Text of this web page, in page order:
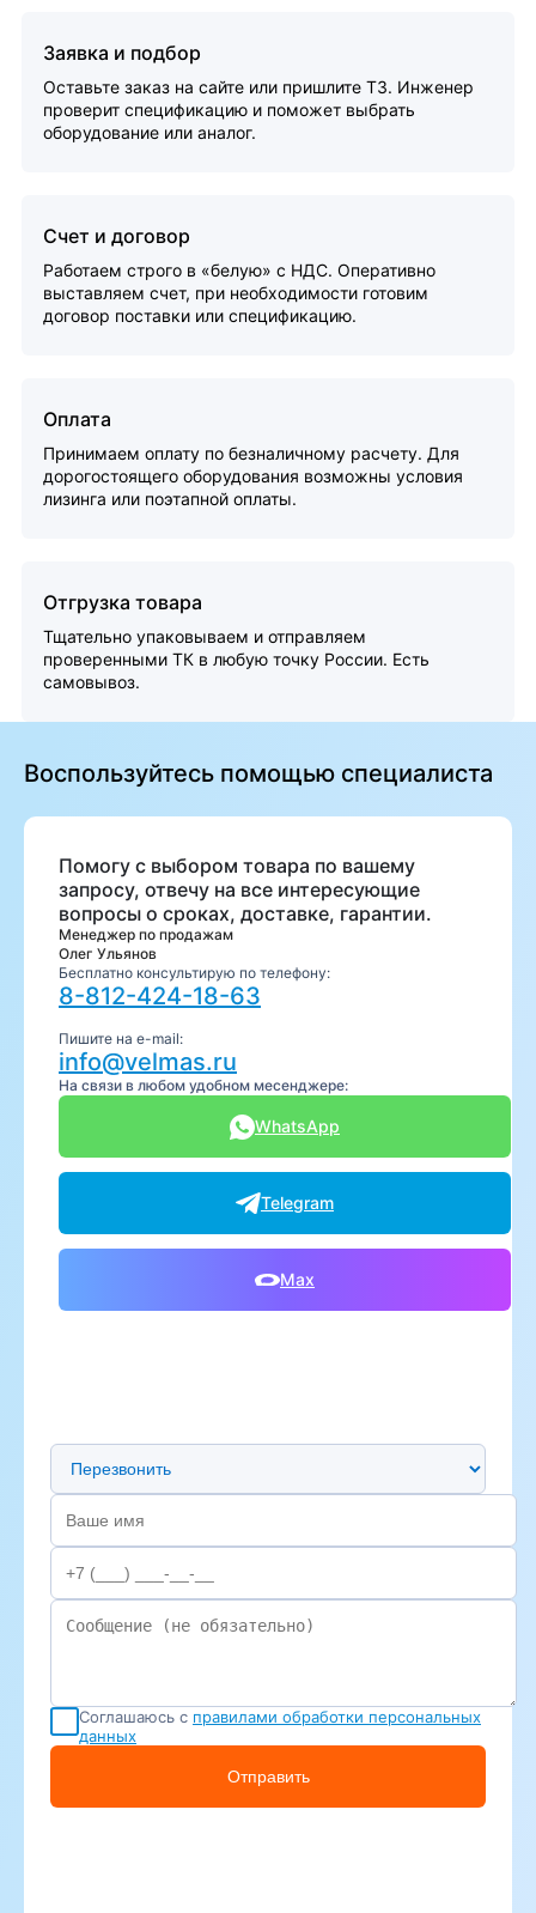
Заявка и подбор
Оставьте заказ на сайте или пришлите ТЗ. Инженер
проверит спецификацию и поможет выбрать
оборудование или аналог.
Счет и договор
Работаем строго в «белую» с НДС. Оперативно
выставляем счет, при необходимости готовим
договор поставки или спецификацию.
Оплата
Принимаем оплату по безналичному расчету. Для
дорогостоящего оборудования возможны условия
лизинга или поэтапной оплаты.
Отгрузка товара
Тщательно упаковываем и отправляем
проверенными ТК в любую точку России. Есть
самовывоз.
Воспользуйтесь помощью специалиста
Помогу с выбором товара по вашему
запросу, отвечу на все интересующие
вопросы о сроках, доставке, гарантии.
Менеджер по продажам
Олег Ульянов
Бесплатно консультирую по телефону:
8-812-424-18-63
Пишите на e-mail:
info@velmas.ru
На связи в любом удобном месенджере:
WhatsApp
Telegram
Max
Предпочтительный способ связи
Соглашаюсь с правилами обработки персональных
данных
Отправить